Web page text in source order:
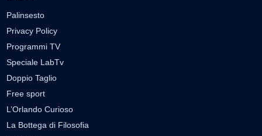
Palinsesto
Privacy Policy
Programmi TV
Speciale LabTv
Doppio Taglio
Free sport
L’Orlando Curioso
La Bottega di Filosofia